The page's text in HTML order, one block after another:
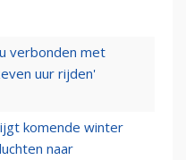
verbonden met
uur rijden'
komende winter
naar